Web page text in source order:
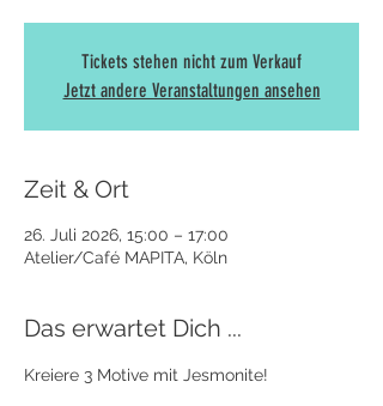
Tickets stehen nicht zum Verkauf
Jetzt andere Veranstaltungen ansehen
Zeit & Ort
26. Juli 2026, 15:00 – 17:00
Atelier/Café MAPITA, Köln
Das erwartet Dich ...
Kreiere 3 Motive mit Jesmonite!